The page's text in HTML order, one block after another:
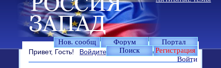
Нов. сообщ Форум
Портал
Поиск
Регистрация
Войти
Привет, Гость! Войдите илизарегистрируйтесь.